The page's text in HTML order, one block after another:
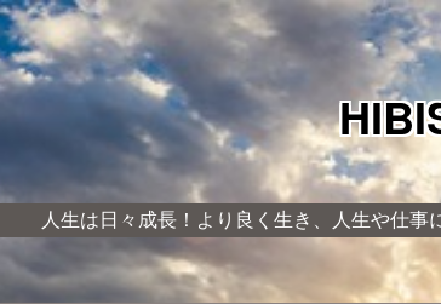
人生は日々成長！より良く生き、人生や仕